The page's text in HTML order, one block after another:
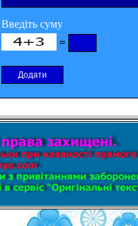
Введіть суму
=